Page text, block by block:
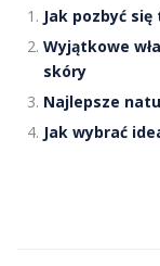
Jak pozbyć
Wyjątkowe
skóry
Najlepsze
Jak wybrać